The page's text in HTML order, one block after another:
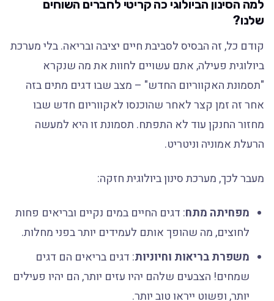
למה הסינון הביולוגי כה קריטי לחברים השוחים
שלנו?
קודם כל, זה הבסיס לסביבת חיים יציבה ובריאה. בלי מערכת
ביולוגית פעילה, אתם עשויים לחוות את מה שנקרא
"תסמונת האקווריום החדש" – מצב שבו דגים מתים בזה
אחר זה זמן קצר לאחר שהוכנסו לאקווריום חדש שבו
מחזור החנקן עוד לא התפתח. תסמונת זו היא למעשה
הרעלת אמוניה וניטריט.
מעבר לכך, מערכת סינון ביולוגית חזקה:
מפחיתה מתח: דגים החיים במים נקיים ובריאים פחות
לחוצים, מה שהופך אותם לעמידים יותר בפני מחלות.
משפרת בריאות וחיוניות: דגים בריאים הם דגים
שמחים! הצבעים שלהם יהיו עזים יותר, הם יהיו פעילים
יותר, ופשוט ייראו טוב יותר.